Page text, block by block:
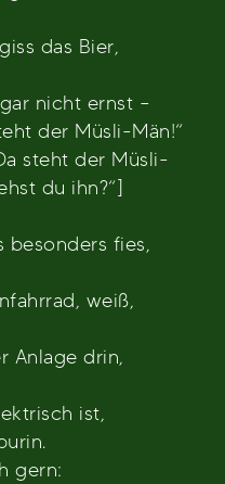
das Bier,
nicht ernst –
der Müsli-Män!“
steht der Müsli-
du ihn?“]
besonders fies,
weiß,
Anlage drin,
ist,
gern: